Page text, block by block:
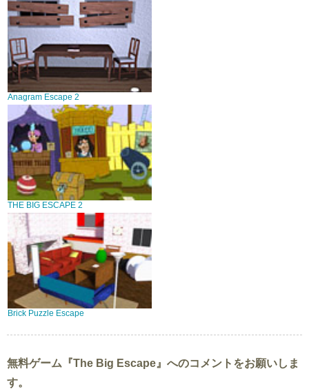
Anagram Escape 2
THE BIG ESCAPE 2
Brick Puzzle Escape
無料ゲーム『The Big Escape』へのコメントをお願いしま
す。